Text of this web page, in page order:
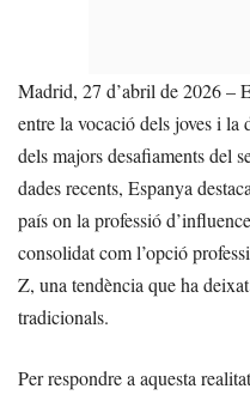
Madrid, 27 d’abril de 2026 –
entre la vocació dels joves i la
dels majors desafiaments del
dades recents, Espanya
país on la professió
consolidat com l’opció
Z, una tendència que ha
tradicionals.
Per respondre a aquesta